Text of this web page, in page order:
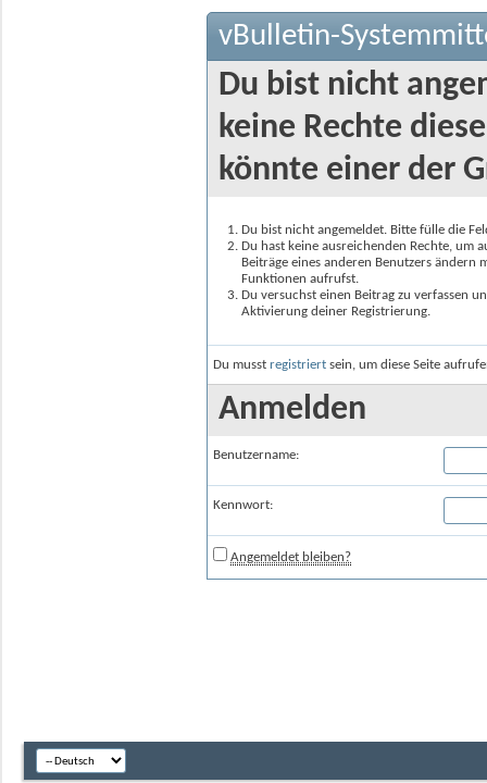
vBulletin-
Du bist nicht
keine Rechte
könnte einer der
Du bist nicht angemeldet. Bitte fülle die
Du hast keine ausreichenden Rechte, um
Beiträge eines anderen Benutzers
Funktionen aufrufst.
Du versuchst einen Beitrag zu verfassen
Aktivierung deiner Registrierung.
Du musst registriert sein, um diese Seite
Anmelden
Benutzername:
Kennwort:
Angemeldet bleiben?